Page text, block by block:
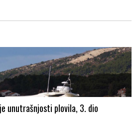
unutrašnjosti plovila, 3. dio